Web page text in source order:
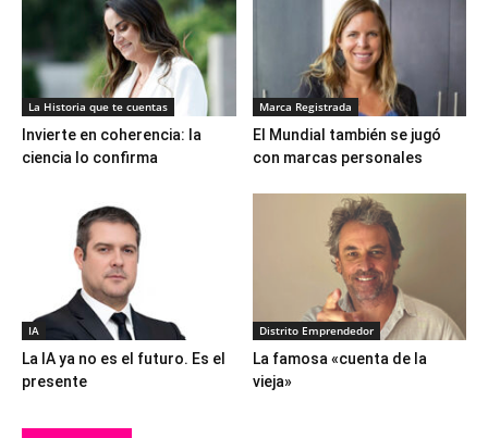
La Historia que te cuentas
Invierte en coherencia: la
ciencia lo confirma
Marca Registrada
El Mundial también se jugó
con marcas personales
IA
La IA ya no es el futuro. Es el
presente
Distrito Emprendedor
La famosa «cuenta de la
vieja»